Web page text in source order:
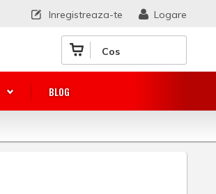
Cos
BLOG
Logare
Inregistreaza-te